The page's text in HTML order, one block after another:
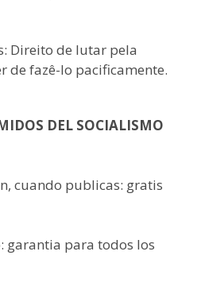
Direito de lutar pela
de fazê-lo pacificamente.
DEL SOCIALISMO
cuando publicas: gratis
garantia para todos los